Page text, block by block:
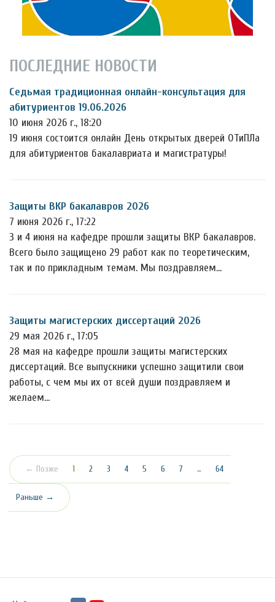
ПОСЛЕДНИЕ НОВОСТИ
Седьмая традиционная онлайн-консультация для
абитуриентов 19.06.2026
10 июня 2026 г., 18:20
19 июня состоится онлайн День открытых дверей ОТиПЛа
для абитуриентов бакалавриата и магистратуры!
Защиты ВКР бакалавров 2026
7 июня 2026 г., 17:22
3 и 4 июня на кафедре прошли защиты ВКР бакалавров.
Всего было защищено 29 работ как по теоретическим,
так и по прикладным темам. Мы поздравляем…
Защиты магистерских диссертаций 2026
29 мая 2026 г., 17:05
28 мая на кафедре прошли защиты магистерских
диссертаций. Все выпускники успешно защитили свои
работы, с чем мы их от всей души поздравляем и
желаем…
← Позже 1 (текущая)
2 3 4 5 6 7 … 64
Раньше →